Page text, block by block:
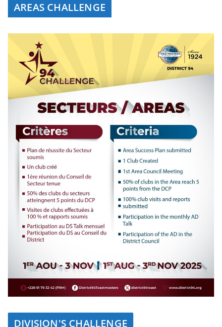
AREAS CHALLENGE
DIVISION'S CHALLENGE